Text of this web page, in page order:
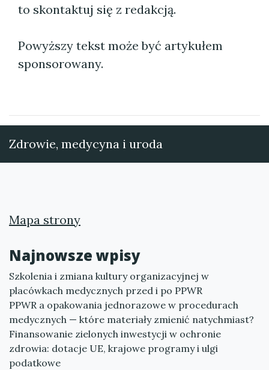
to skontaktuj się z redakcją.
Powyższy tekst może być artykułem
sponsorowany.
Zdrowie, medycyna i uroda
Mapa strony
Najnowsze wpisy
Szkolenia i zmiana kultury organizacyjnej w
placówkach medycznych przed i po PPWR
PPWR a opakowania jednorazowe w procedurach
medycznych — które materiały zmienić natychmiast?
Finansowanie zielonych inwestycji w ochronie
zdrowia: dotacje UE, krajowe programy i ulgi
podatkowe